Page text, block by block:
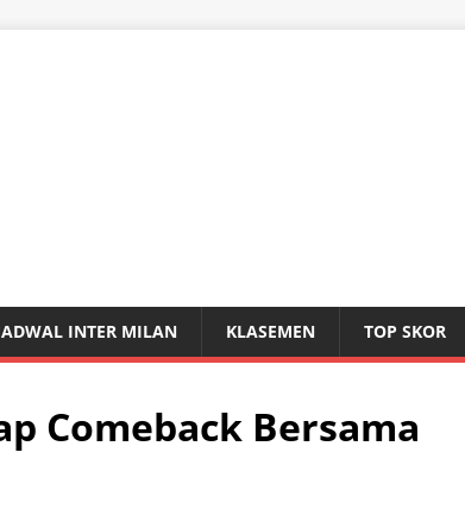
INTER MILAN KLASEMEN TOP SKOR
Comeback Bersama